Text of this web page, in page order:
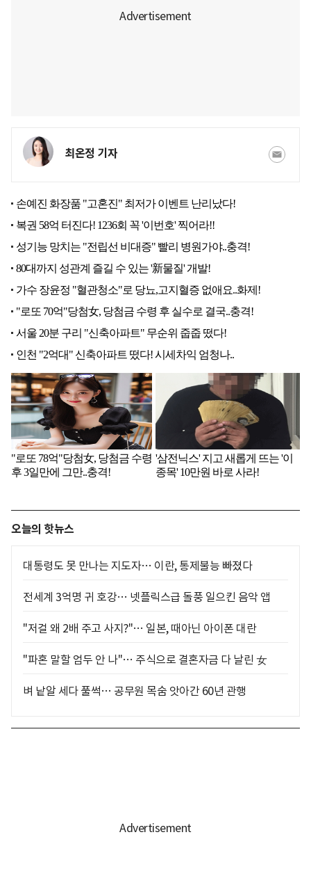
최온정 기자
오늘의 핫뉴스
대통령도 못 만나는 지도자… 이란, 통제불능 빠졌다
전세계 3억명 귀 호강… 넷플릭스급 돌풍 일으킨 음악 앱
"저걸 왜 2배 주고 사지?"… 일본, 때아닌 아이폰 대란
"파혼 말할 엄두 안 나"… 주식으로 결혼자금 다 날린 女
벼 낱알 세다 풀썩… 공무원 목숨 앗아간 60년 관행